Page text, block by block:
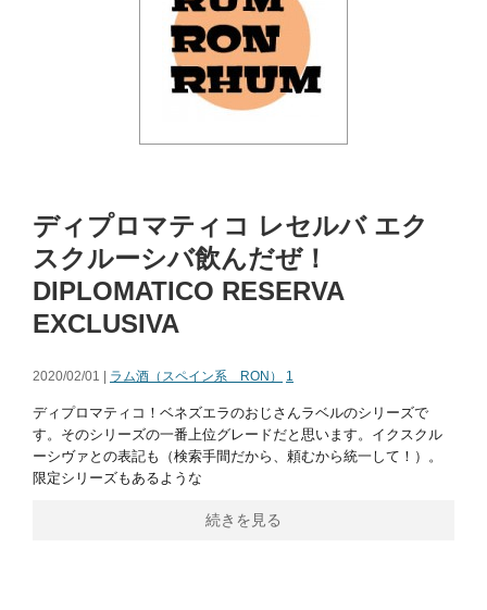
ディプロマティコ レセルバ エク
スクルーシバ飲んだぜ！
DIPLOMATICO RESERVA
EXCLUSIVA
2020/02/01 | ラム酒（スペイン系 RON） 1
ディプロマティコ！ベネズエラのおじさんラベルのシリーズで
す。そのシリーズの一番上位グレードだと思います。イクスクル
ーシヴァとの表記も（検索手間だから、頼むから統一して！）。
限定シリーズもあるような
続きを見る